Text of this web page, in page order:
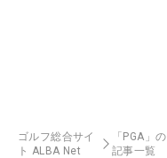
ゴルフ総合サイ
ト ALBA Net
「PGA」の
記事一覧